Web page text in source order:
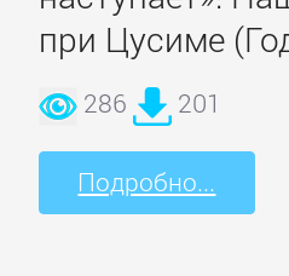
при Цусиме
286 201
Подробно...
Короткие
любовные
романы
Любовно-